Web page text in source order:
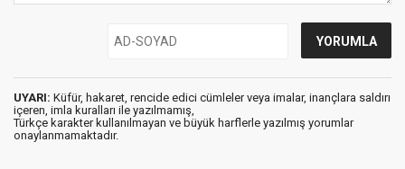
UYARI: Küfür, hakaret, rencide edici cümleler veya imalar, inançlara saldırı
içeren, imla kuralları ile yazılmamış,
Türkçe karakter kullanılmayan ve büyük harflerle yazılmış yorumlar
onaylanmamaktadır.